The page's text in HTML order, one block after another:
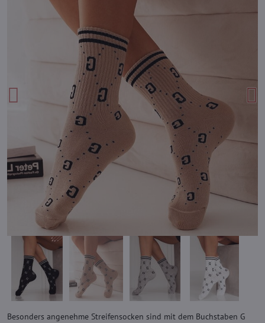
Besonders angenehme Streifensocken sind mit dem Buchstaben G